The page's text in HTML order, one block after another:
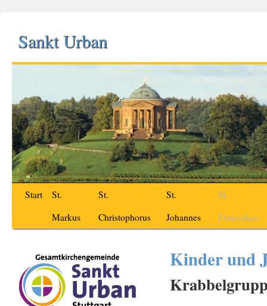
Sankt Urban
Start
St.
Markus
St.
Christophorus
St.
Johannes
St.
Franziskus
Kinder und